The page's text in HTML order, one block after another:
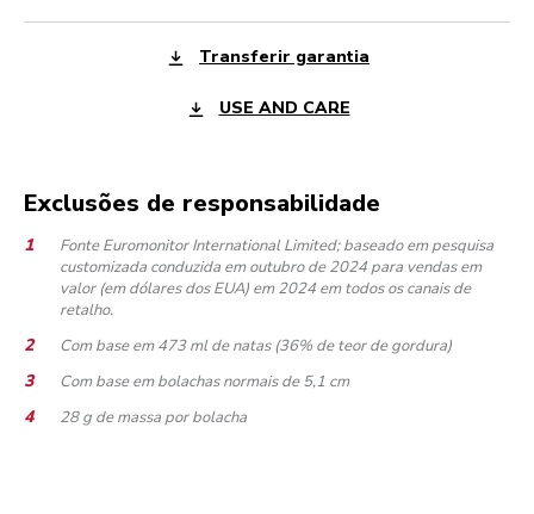
Transferir garantia
USE AND CARE
Exclusões de responsabilidade
Fonte Euromonitor International Limited; baseado em pesquisa
customizada conduzida em outubro de 2024 para vendas em
valor (em dólares dos EUA) em 2024 em todos os canais de
retalho.
Com base em 473 ml de natas (36% de teor de gordura)
Com base em bolachas normais de 5,1 cm
28 g de massa por bolacha